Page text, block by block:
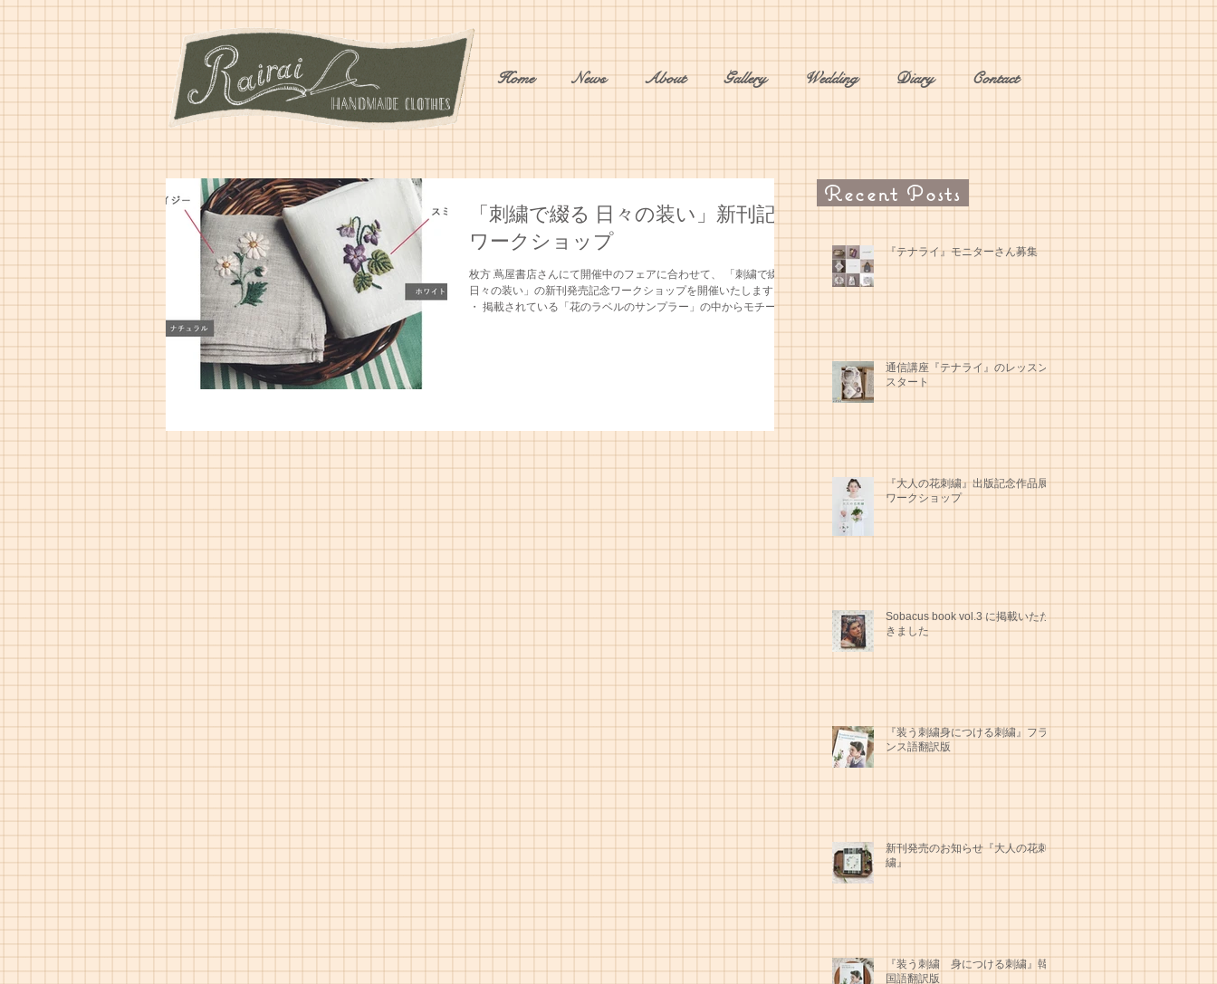
Home News About Gallery Wedding Diary Contact
「刺繍で綴る 日々の装い」新刊記念
ワークショップ
枚方 蔦屋書店さんにて開催中のフェアに合わせて、 「刺繍で綴る
日々の装い」の新刊発売記念ワークショップを開催いたします。
・ 掲載されている「花のラベルのサンプラー」の中からモチーフ
（スミレ or デイジー）を選んでいただき リネンのハンカチへ刺
Recent Posts
『テナライ』モニターさん募集
通信講座『テナライ』のレッスン
スタート
『大人の花刺繍』出版記念作品展/
ワークショップ
Sobacus book vol.3 に掲載いただ
きました
『装う刺繍身につける刺繍』フラ
ンス語翻訳版
新刊発売のお知らせ『大人の花刺
繍』
『装う刺繍 身につける刺繍』韓
国語翻訳版